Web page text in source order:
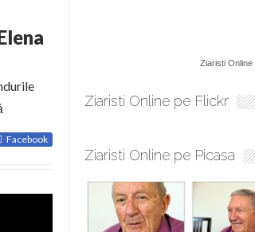
Facebook
Ziaristi Online
Ziaristi Online pe Flickr
Ziaristi Online pe Picasa